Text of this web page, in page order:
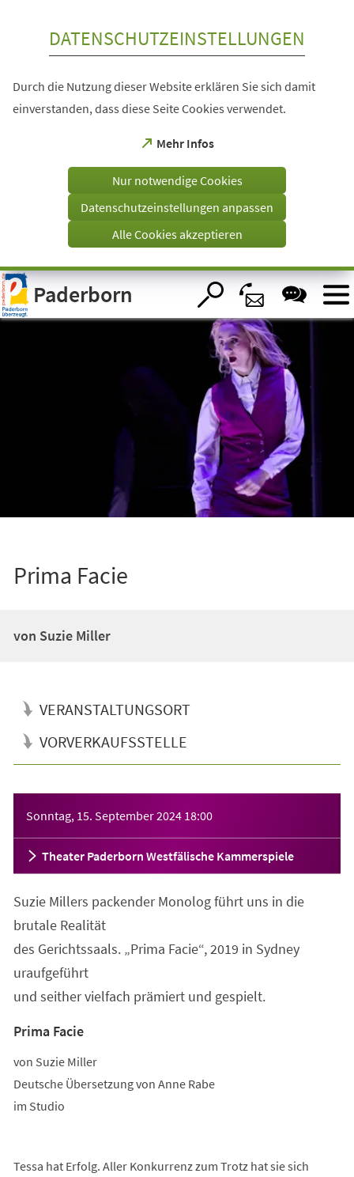
Visuelle
Assistenzsoftware
öffnen.
DATENSCHUTZEINSTELLUNGEN
Durch die Nutzung dieser Website erklären Sie sich damit
einverstanden, dass diese Seite Cookies verwendet.
Mehr Infos
(Öffnet
einem
Tab)
Nur notwendige Cookies
Datenschutzeinstellungen anpassen
Alle Cookies akzeptieren
Paderborn
Prima Facie
von Suzie Miller
VERANSTALTUNGSORT
VORVERKAUFSSTELLE
Sonntag, 15. September 2024 18:00
Theater Paderborn Westfälische Kammerspiele
Suzie Millers packender Monolog führt uns in die
brutale Realität
des Gerichtssaals. „Prima Facie“, 2019 in Sydney
uraufgeführt
und seither vielfach prämiert und gespielt.
Prima Facie
von Suzie Miller
Deutsche Übersetzung von Anne Rabe
im Studio
Tessa hat Erfolg. Aller Konkurrenz zum Trotz hat sie sich